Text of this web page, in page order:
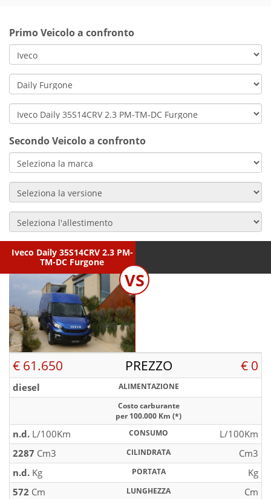
Primo Veicolo a confronto
Secondo Veicolo a confronto
Iveco Daily 35S14CRV 2.3 PM-
TM-DC Furgone
VS
€ 61.650 PREZZO € 0
diesel
ALIMENTAZIONE
Costo carburante
per 100.000 Km (*)
n.d. L/100Km CONSUMO
L/100Km
2287 Cm3 CILINDRATA
Cm3
n.d. Kg PORTATA
Kg
572 Cm LUNGHEZZA
Cm